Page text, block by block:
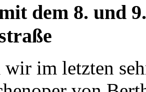
dem 8. und
wir im letzten